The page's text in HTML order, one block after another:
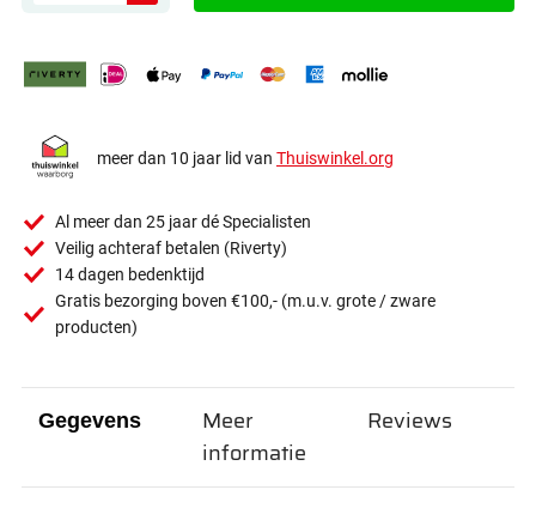
meer dan 10 jaar lid van Thuiswinkel.org
Al meer dan 25 jaar dé Specialisten
Veilig achteraf betalen (Riverty)
14 dagen bedenktijd
Gratis bezorging boven €100,- (m.u.v. grote / zware
producten)
Gegevens
Meer
informatie
Reviews